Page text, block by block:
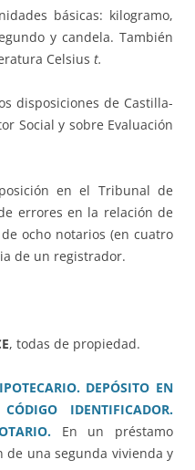
básicas: kilogramo,
y candela. También
Celsius t.
disposiciones de Castilla-
Social y sobre Evaluación
en el Tribunal de
errores en la relación de
ocho notarios (en cuatro
de un registrador.
, todas de propiedad.
DEPÓSITO EN
IDENTIFICADOR.
En un préstamo
una segunda vivienda y